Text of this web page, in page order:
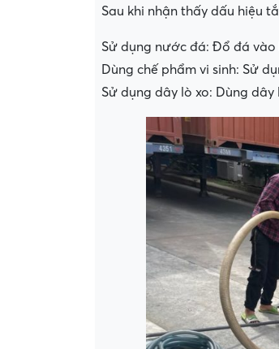
Sau khi nhận thấy dấu hiệu
Sử dụng nước đá: Đổ đá
Dùng chế phẩm vi sinh: Sử
Sử dụng dây lò xo: Dùng